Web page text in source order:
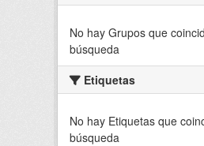
No hay Grupos que
búsqueda
Etiquetas
No hay Etiquetas que
búsqueda